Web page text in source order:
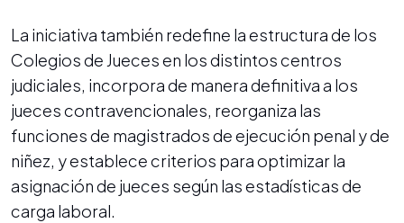
La iniciativa también redefine la estructura de los
Colegios de Jueces en los distintos centros
judiciales, incorpora de manera definitiva a los
jueces contravencionales, reorganiza las
funciones de magistrados de ejecución penal y de
niñez, y establece criterios para optimizar la
asignación de jueces según las estadísticas de
carga laboral.